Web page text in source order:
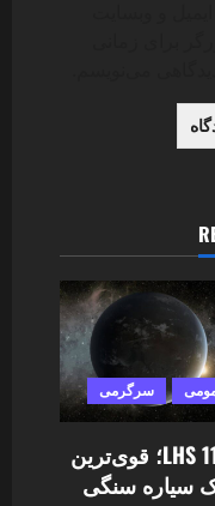
سرگرمی
کشف LHS 1140b؛ قوی‌ترین
سیاره سنگی